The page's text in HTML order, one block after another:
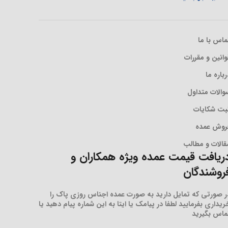
با ما
و مقررات
ما
متداول
شکایات
عمده
و مطالب
قیمت عمده ویژه همکاران و
صورتی که تمایل دارید به صورت عمده اجناس روزی پاک را
بفرمایید لطفا در پیامک یا ایتا به این شماره پیام دهید یا
بگیرید